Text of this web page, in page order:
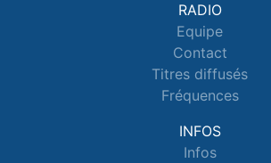
RADIO
Equipe
Contact
Titres diffusés
Fréquences
INFOS
Infos